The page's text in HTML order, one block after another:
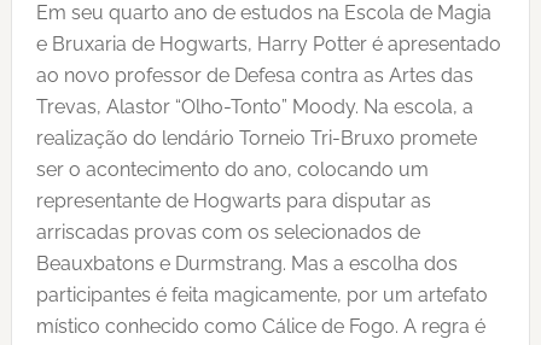
Em seu quarto ano de estudos na Escola de Magia
e Bruxaria de Hogwarts, Harry Potter é apresentado
ao novo professor de Defesa contra as Artes das
Trevas, Alastor “Olho-Tonto” Moody. Na escola, a
realização do lendário Torneio Tri-Bruxo promete
ser o acontecimento do ano, colocando um
representante de Hogwarts para disputar as
arriscadas provas com os selecionados de
Beauxbatons e Durmstrang. Mas a escolha dos
participantes é feita magicamente, por um artefato
místico conhecido como Cálice de Fogo. A regra é